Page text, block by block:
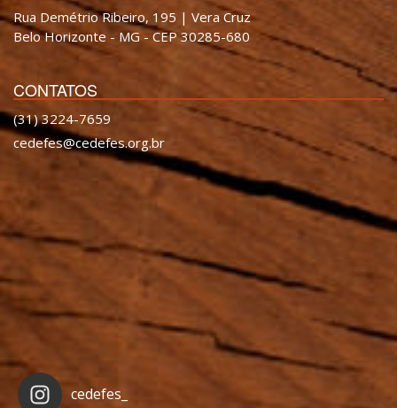
Rua Demétrio Ribeiro, 195 | Vera Cruz
Belo Horizonte - MG - CEP 30285-680
CONTATOS
(31) 3224-7659
cedefes@cedefes.org.br
cedefes_